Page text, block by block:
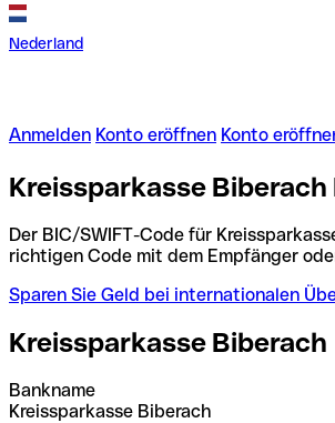
Nederland
Anmelden Konto eröffnen Konto
Kreissparkasse
Der BIC/SWIFT-Code für
richtigen Code mit dem Empfänger
Sparen Sie Geld bei internationalen
Kreissparkasse Biberach
Bankname
Kreissparkasse Biberach